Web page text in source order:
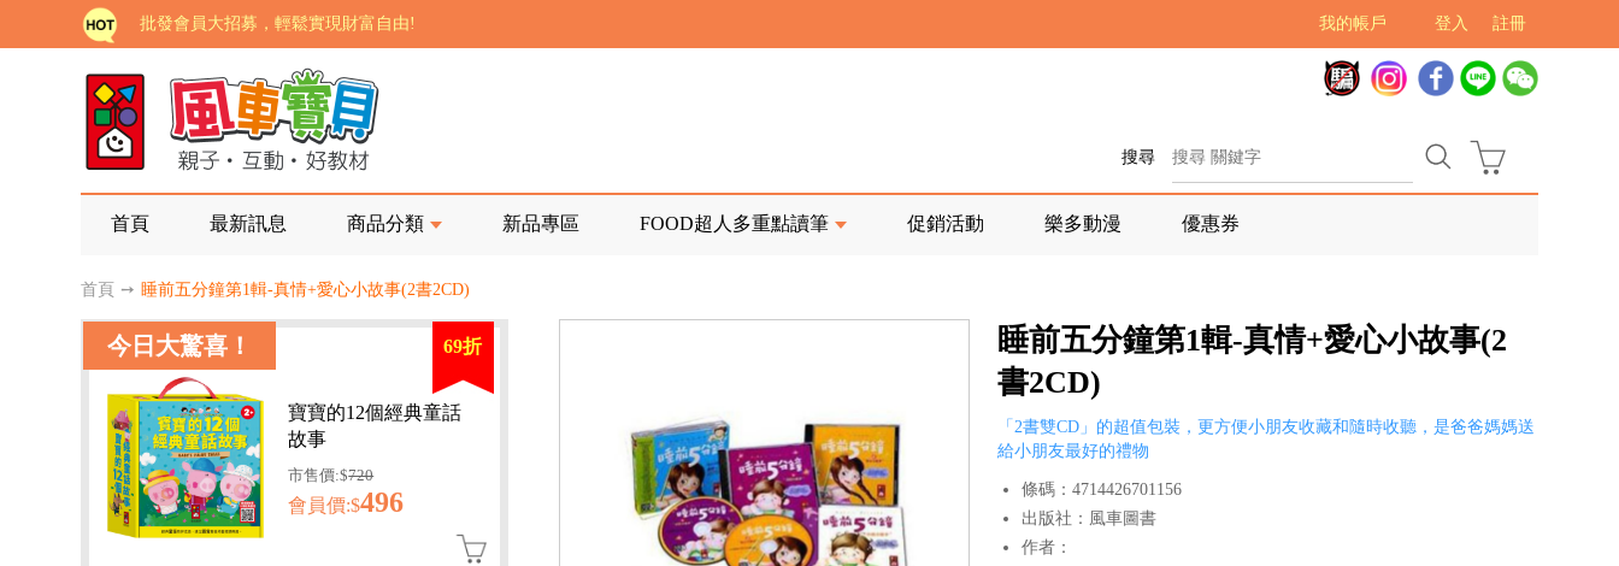
註冊
登入
我的帳戶
批發會員大招募，輕鬆實現財富自由!
如需更改或重開發票 需在訂單成立三天內通知客服 寄回發票需附上回郵郵票
老師您好!!幼教會員火熱招募中~
海外購物免煩惱！點我查看『海外購物流程說明』
家長樂了!「風車書版集團暨FOOD超人企業總部」目前正興建中!
老師您好!!幼教會員火熱招募中~
海外購物免煩惱！點我查看『海外購物流程說明』
搜尋
首頁 最新訊息 商品分類 新品專區 FOOD超人多重點讀筆 促銷活動 樂多動漫 優惠券
首頁 ➙ 睡前五分鐘第1輯-真情+愛心小故事(2書2CD)
今日大驚喜！ 69折
寶寶的12個經典童話
故事
市售價:$720
會員價:$496
睡前五分鐘第1輯-真情+愛心小故事(2
書2CD)
「2書雙CD」的超值包裝，更方便小朋友收藏和隨時收聽，是爸爸媽媽送
給小朋友最好的禮物
條碼：4714426701156
出版社：風車圖書
作者：